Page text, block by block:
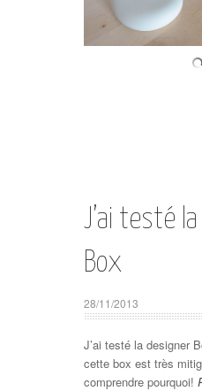
J’ai testé
Box
28/11/2013
J’ai testé la designer
cette box est très
comprendre pourquoi!